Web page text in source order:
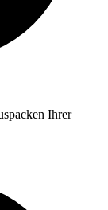
Ihrer